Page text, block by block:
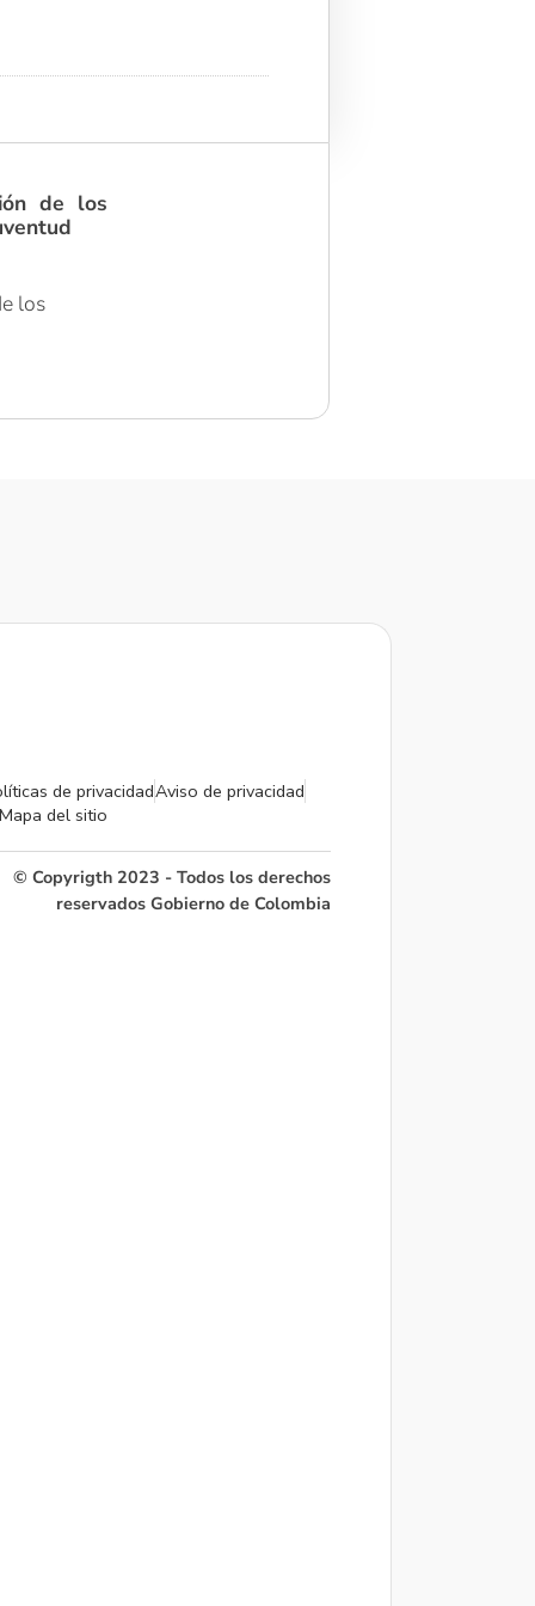
de los
los
de privacidadAviso de privacidad
Mapa del sitio
© Copyrigth 2023 - Todos los derechos
reservados Gobierno de Colombia